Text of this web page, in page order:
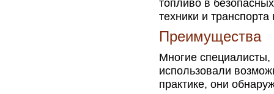
топливо в
техники и
Преимущества
Многие
использовали
практике, они